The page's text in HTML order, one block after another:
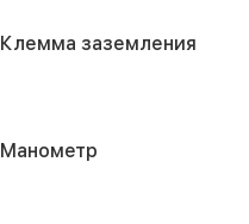
Клемма заземления
Манометр